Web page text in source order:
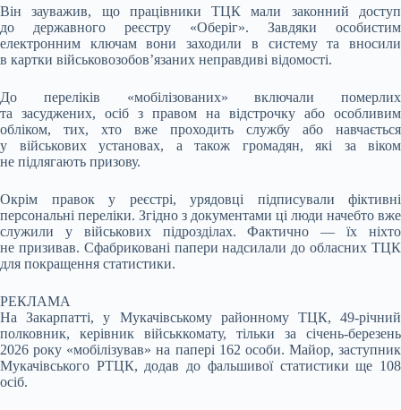
Він зауважив, що працівники ТЦК мали законний доступ
до державного реєстру «Оберіг». Завдяки особистим
електронним ключам вони заходили в систему та вносили
в картки військовозобов’язаних неправдиві відомості.
До переліків «мобілізованих» включали померлих
та засуджених, осіб з правом на відстрочку або особливим
обліком, тих, хто вже проходить службу або навчається
у військових установах, а також громадян, які за віком
не підлягають призову.
Окрім правок у реєстрі, урядовці підписували фіктивні
персональні переліки. Згідно з документами ці люди начебто вже
служили у військових підрозділах. Фактично — їх ніхто
не призивав. Сфабриковані папери надсилали до обласних ТЦК
для покращення статистики.
РЕКЛАМА
На Закарпатті, у Мукачівському районному ТЦК, 49-річний
полковник, керівник військкомату, тільки за січень-березень
2026 року «мобілізував» на папері 162 особи. Майор, заступник
Мукачівського РТЦК, додав до фальшивої статистики ще 108
осіб.